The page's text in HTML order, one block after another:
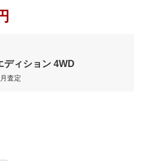
ディション 4WD
査定